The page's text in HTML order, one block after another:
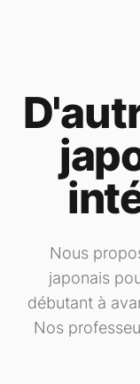
Nous
japonais
débutant à
Nos